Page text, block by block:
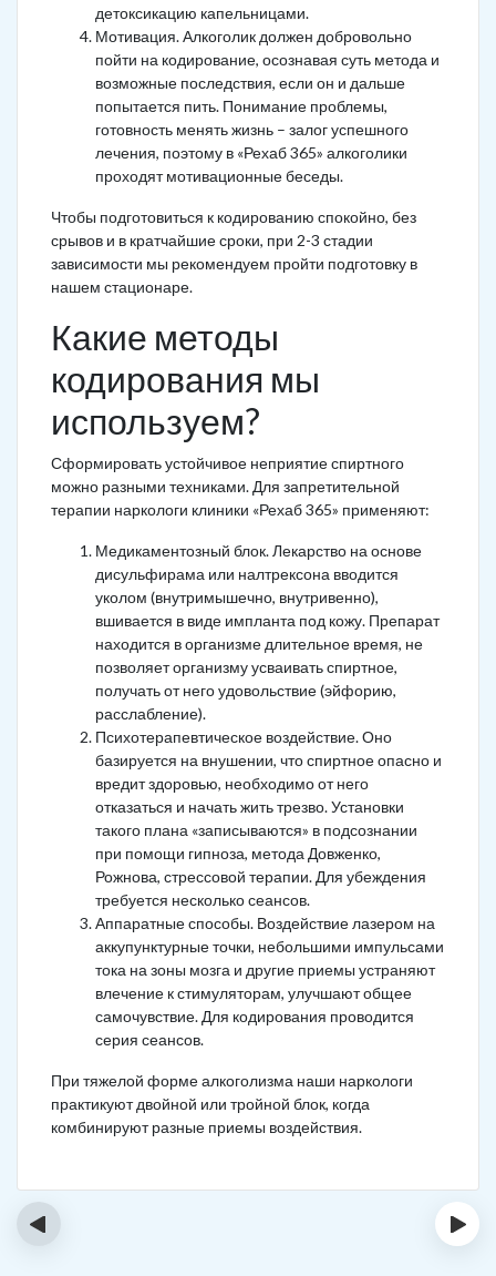
детоксикацию капельницами.
Мотивация. Алкоголик должен добровольно
пойти на кодирование, осознавая суть метода и
возможные последствия, если он и дальше
попытается пить. Понимание проблемы,
готовность менять жизнь – залог успешного
лечения, поэтому в «Рехаб 365» алкоголики
проходят мотивационные беседы.
Чтобы подготовиться к кодированию спокойно, без
срывов и в кратчайшие сроки, при 2-3 стадии
зависимости мы рекомендуем пройти подготовку в
нашем стационаре.
Какие методы
кодирования мы
используем?
Сформировать устойчивое неприятие спиртного
можно разными техниками. Для запретительной
терапии наркологи клиники «Рехаб 365» применяют:
Медикаментозный блок. Лекарство на основе
дисульфирама или налтрексона вводится
уколом (внутримышечно, внутривенно),
вшивается в виде импланта под кожу. Препарат
находится в организме длительное время, не
позволяет организму усваивать спиртное,
получать от него удовольствие (эйфорию,
расслабление).
Психотерапевтическое воздействие. Оно
базируется на внушении, что спиртное опасно и
вредит здоровью, необходимо от него
отказаться и начать жить трезво. Установки
такого плана «записываются» в подсознании
при помощи гипноза, метода Довженко,
Рожнова, стрессовой терапии. Для убеждения
требуется несколько сеансов.
Аппаратные способы. Воздействие лазером на
аккупунктурные точки, небольшими импульсами
тока на зоны мозга и другие приемы устраняют
влечение к стимуляторам, улучшают общее
самочувствие. Для кодирования проводится
серия сеансов.
При тяжелой форме алкоголизма наши наркологи
практикуют двойной или тройной блок, когда
комбинируют разные приемы воздействия.
‹ ›